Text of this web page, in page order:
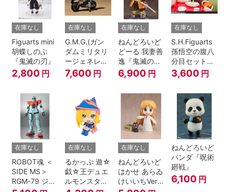
在庫なし
Figuarts mini
胡蝶しのぶ
『鬼滅の刃』
2,800 円
在庫なし
G.M.G.(ガン
ダムミリタリ
ージェネレー
ション） 機動
戦士ガンダム
地球連邦軍V-
SP09 一般兵
士＆連邦兵専
用バイク
7,600 円
在庫なし
ねんどろいど
どーる 我妻善
逸『鬼滅の
刃』
6,900 円
在庫なし
S.H.Figuarts
孫悟空の腹八
分目セット
『ドラゴンボ
ールZ』
3,600 円
在庫なし
ROBOT魂 ＜
SIDE MS＞
RGM-79 ジム
在庫なし
るかっぷ 遊☆
戯☆王デュエ
ルモンスター
在庫なし
ねんどろいど
はかせ あらゐ
けいいちVer.
ねんどろいど
パンダ『呪術
廻戦』
6,100 円